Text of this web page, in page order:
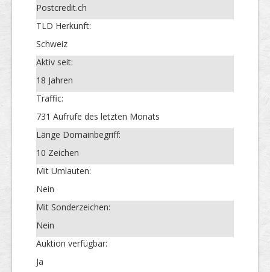
Postcredit.ch
TLD Herkunft:
Schweiz
Aktiv seit:
18 Jahren
Traffic:
731 Aufrufe des letzten Monats
Länge Domainbegriff:
10 Zeichen
Mit Umlauten:
Nein
Mit Sonderzeichen:
Nein
Auktion verfügbar:
Ja